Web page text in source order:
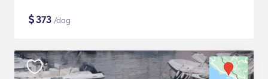
$373 /dag